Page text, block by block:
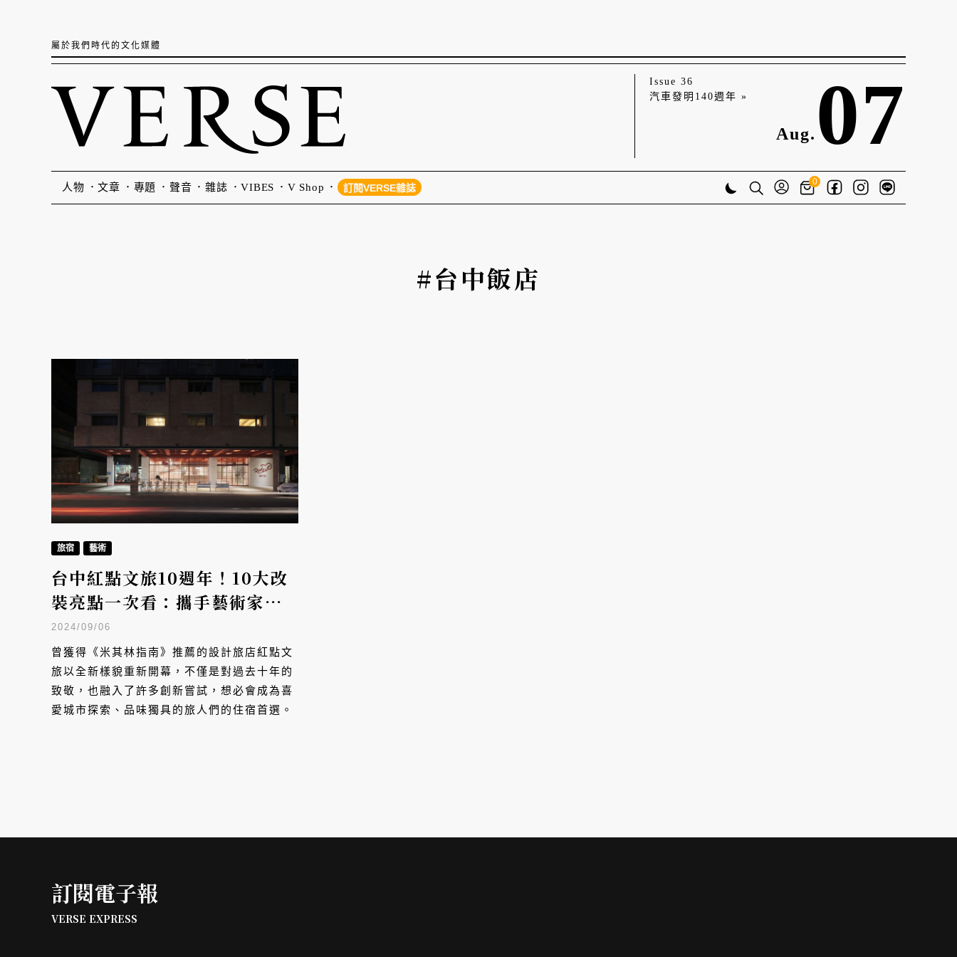
屬於我們時代的文化媒體
Issue 36
汽車發明140週年 »
Aug. 07
人物 文章 專題 聲音 雜誌 VIBES V Shop 訂閱VERSE雜誌
0
#台中飯店
旅宿 藝術
台中紅點文旅10週年！10大改
裝亮點一次看：攜手藝術家鄒
駿昇打造「大人味的玩具店」
2024/09/06
曾獲得《米其林指南》推薦的設計旅店紅點文
旅以全新樣貌重新開幕，不僅是對過去十年的
致敬，也融入了許多創新嘗試，想必會成為喜
愛城市探索、品味獨具的旅人們的住宿首選。
訂閱電子報
VERSE EXPRESS